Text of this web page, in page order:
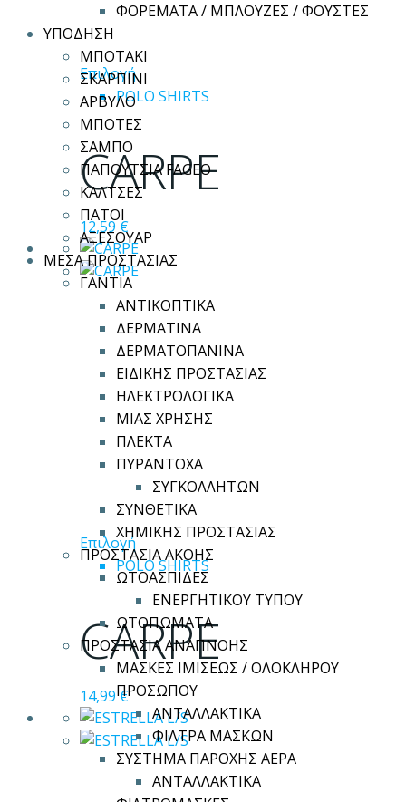
ΦΟΡΕΜΑΤΑ / ΜΠΛΟΥΖΕΣ / ΦΟΥΣΤΕΣ
ΥΠΟΔΗΣΗ
ΜΠΟΤΑΚΙ
ΣΚΑΡΠΙΝΙ
ΑΡΒΥΛΟ
ΜΠΟΤΕΣ
ΣΑΜΠΟ
ΠΑΠΟΥΤΣΙΑ FAGEO
ΚΑΛΤΣΕΣ
ΠΑΤΟΙ
ΑΞΕΣΟΥΑΡ
ΜΕΣΑ ΠΡΟΣΤΑΣΙΑΣ
ΓΑΝΤΙΑ
ΑΝΤΙΚΟΠΤΙΚΑ
ΔΕΡΜΑΤΙΝΑ
ΔΕΡΜΑΤΟΠΑΝΙΝΑ
ΕΙΔΙΚΗΣ ΠΡΟΣΤΑΣΙΑΣ
ΗΛΕΚΤΡΟΛΟΓΙΚΑ
ΜΙΑΣ ΧΡΗΣΗΣ
ΠΛΕΚΤΑ
ΠΥΡΑΝΤΟΧΑ
ΣΥΓΚΟΛΛΗΤΩΝ
ΣΥΝΘΕΤΙΚΑ
ΧΗΜΙΚΗΣ ΠΡΟΣΤΑΣΙΑΣ
ΠΡΟΣΤΑΣΙΑ ΑΚΟΗΣ
ΩΤΟΑΣΠΙΔΕΣ
ΕΝΕΡΓΗΤΙΚΟΥ ΤΥΠΟΥ
ΩΤΟΠΩΜΑΤΑ
ΠΡΟΣΤΑΣΙΑ ΑΝΑΠΝΟΗΣ
ΜΑΣΚΕΣ ΙΜΙΣΕΩΣ / ΟΛΟΚΛΗΡΟΥ
ΠΡΟΣΩΠΟΥ
ΑΝΤΑΛΛΑΚΤΙΚΑ
ΦΙΛΤΡΑ ΜΑΣΚΩΝ
ΣΥΣΤΗΜΑ ΠΑΡΟΧΗΣ ΑΕΡΑ
ΑΝΤΑΛΛΑΚΤΙΚΑ
ΕπιλογήΑυτό
το
προϊόν
πολλαπλές
παραλλαγές.
επιλογές
μπορούν
να
επιλεγούν
στη
σελίδα
του
προϊόντος
POLO SHIRTS
CARPE
12,59€
ΕπιλογήΑυτό
το
προϊόν
έχει
πολλαπλές
παραλλαγές.
Οι
επιλογές
μπορούν
να
επιλεγούν
στη
POLO SHIRTS
CARPE
14,99€